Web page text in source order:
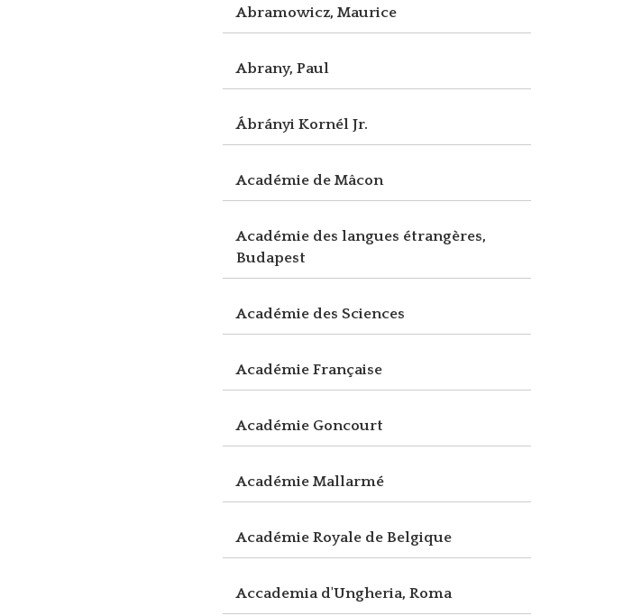
Abramowicz, Maurice
Abrany, Paul
Ábrányi Kornél Jr.
Académie de Mâcon
Académie des langues étrangères,
Budapest
Académie des Sciences
Académie Française
Académie Goncourt
Académie Mallarmé
Académie Royale de Belgique
Accademia d'Ungheria, Roma